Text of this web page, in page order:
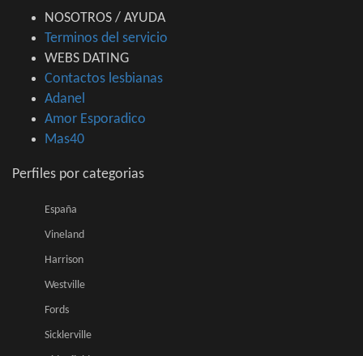
NOSOTROS / AYUDA
Terminos del servicio
WEBS DATING
Contactos lesbianas
Adanel
Amor Esporadico
Mas40
Perfiles por categorias
España
Vineland
Harrison
Westville
Fords
Sicklerville